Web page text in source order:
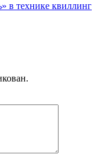
в технике квиллинг